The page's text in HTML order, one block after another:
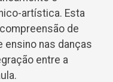
artística. Esta
de
nas danças
entre a